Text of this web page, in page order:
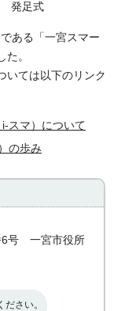
発足式
ある「一宮スマー
た。
いては以下のリンク
スマ）について
の歩み
6号 一宮市役所
ださい。